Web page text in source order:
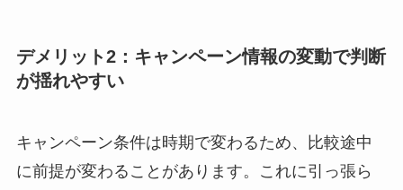
デメリット2：キャンペーン情報の変動で判断
が揺れやすい
キャンペーン条件は時期で変わるため、比較途中
に前提が変わることがあります。これに引っ張ら